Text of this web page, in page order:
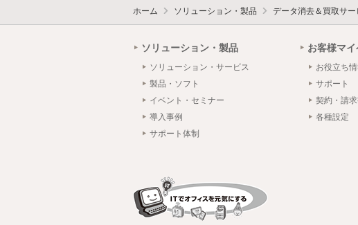
ホーム ソリューション・製品 データ消去＆買取サー
ソリューション・製品
ソリューション・サービス
製品・ソフト
イベント・セミナー
導入事例
サポート体制
お客様マ
お役立ち
サポート
契約・請
各種設定